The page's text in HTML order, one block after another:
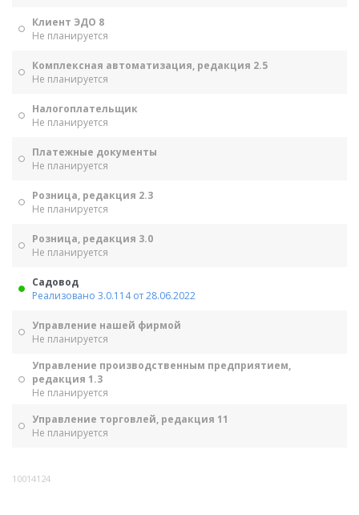
Клиент ЭДО 8
Не планируется
Комплексная автоматизация, редакция 2.5
Не планируется
Налогоплательщик
Не планируется
Платежные документы
Не планируется
Розница, редакция 2.3
Не планируется
Розница, редакция 3.0
Не планируется
Садовод
Реализовано 3.0.114 от 28.06.2022
Управление нашей фирмой
Не планируется
Управление производственным предприятием,
редакция 1.3
Не планируется
Управление торговлей, редакция 11
Не планируется
10014124